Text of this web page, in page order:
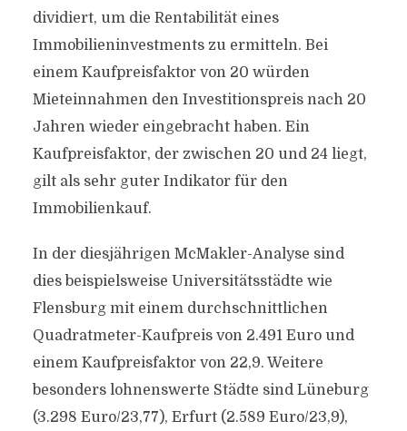
dividiert, um die Rentabilität eines
Immobilieninvestments zu ermitteln. Bei
einem Kaufpreisfaktor von 20 würden
Mieteinnahmen den Investitionspreis nach 20
Jahren wieder eingebracht haben. Ein
Kaufpreisfaktor, der zwischen 20 und 24 liegt,
gilt als sehr guter Indikator für den
Immobilienkauf.
In der diesjährigen McMakler-Analyse sind
dies beispielsweise Universitätsstädte wie
Flensburg mit einem durchschnittlichen
Quadratmeter-Kaufpreis von 2.491 Euro und
einem Kaufpreisfaktor von 22,9. Weitere
besonders lohnenswerte Städte sind Lüneburg
(3.298 Euro/23,77), Erfurt (2.589 Euro/23,9),